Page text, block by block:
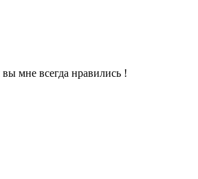
мне всегда нравились !